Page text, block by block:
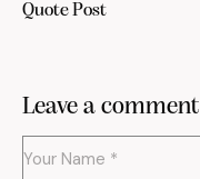
Quote Post
Leave a comment